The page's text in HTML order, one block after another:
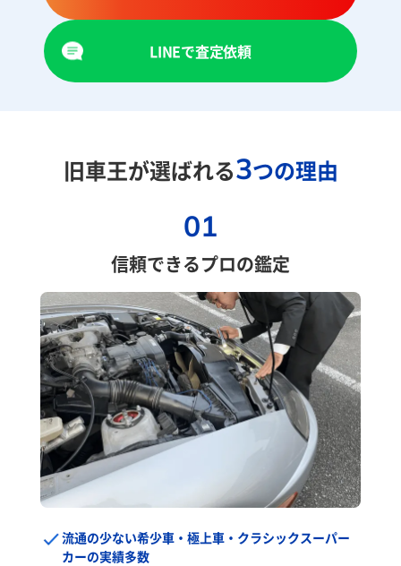
LINEで査定依頼
旧車王が選ばれる3つの理由
01
信頼できるプロの鑑定
流通の少ない希少車・極上車・クラシックスーパー
カーの実績多数